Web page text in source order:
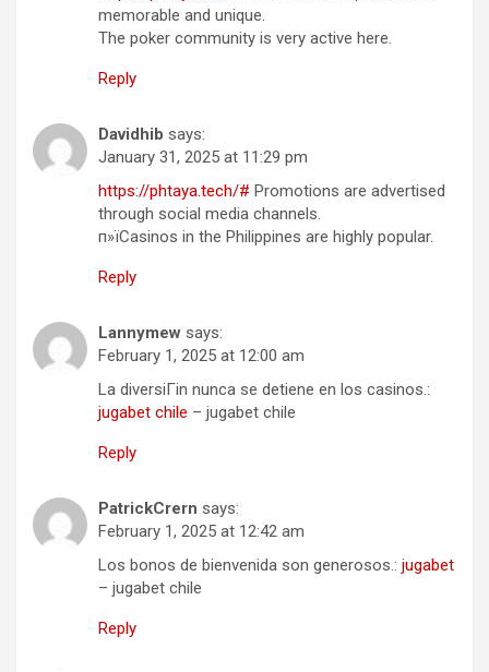
memorable and unique.
The poker community is very active here.
Reply
Davidhib says:
January 31, 2025 at 11:29 pm
https://phtaya.tech/# Promotions are advertised
through social media channels.
п»їCasinos in the Philippines are highly popular.
Reply
Lannymew says:
February 1, 2025 at 12:00 am
La diversiГіn nunca se detiene en los casinos.:
jugabet chile – jugabet chile
Reply
PatrickCrern says:
February 1, 2025 at 12:42 am
Los bonos de bienvenida son generosos.: jugabet
– jugabet chile
Reply